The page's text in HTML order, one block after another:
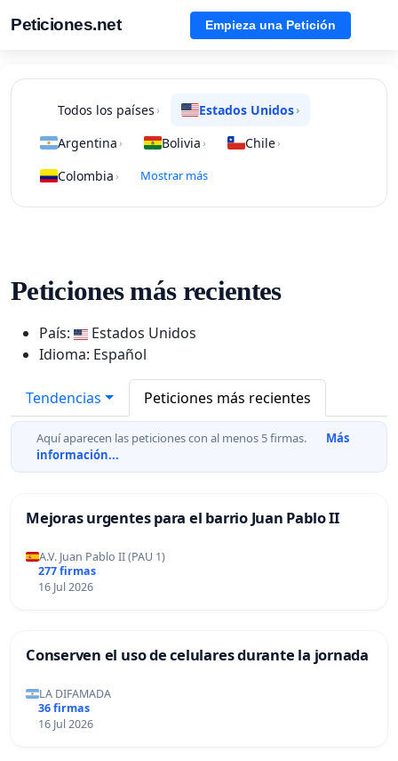
Peticiones.net Empieza una Petición
Todos los países › Estados Unidos›
Argentina › Bolivia › Chile›
Colombia › Mostrar más
Peticiones más recientes
País:
Estados Unidos
Idioma: Español
Tendencias Peticiones más recientes
Aquí aparecen las peticiones con al menos 5 firmas.
Más
información...
Mejoras urgentes para el barrio Juan Pablo II
A.V. Juan Pablo II (PAU 1)
277 firmas
16 Jul 2026
Conserven el uso de celulares durante la jornada
LA DIFAMADA
36 firmas
16 Jul 2026